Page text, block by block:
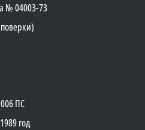
№ 04003-73
ПС
год